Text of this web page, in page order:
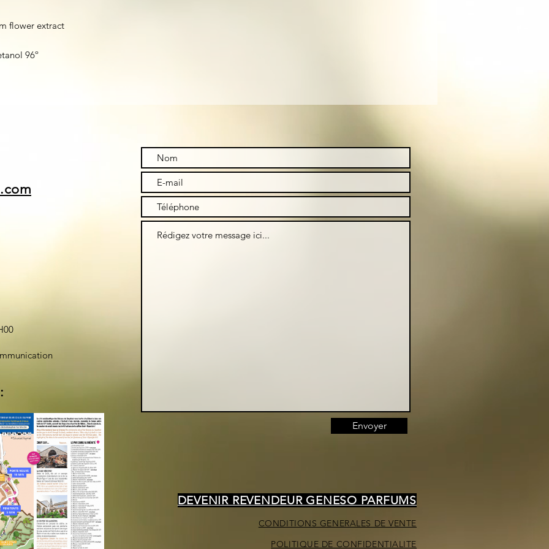
flower extract
96º
Envoyer
DEVENIR REVENDEUR GENESO PARFUMS
CONDITIONS GENERALES DE VENTE
POLITIQUE DE CONFIDENTIALITE